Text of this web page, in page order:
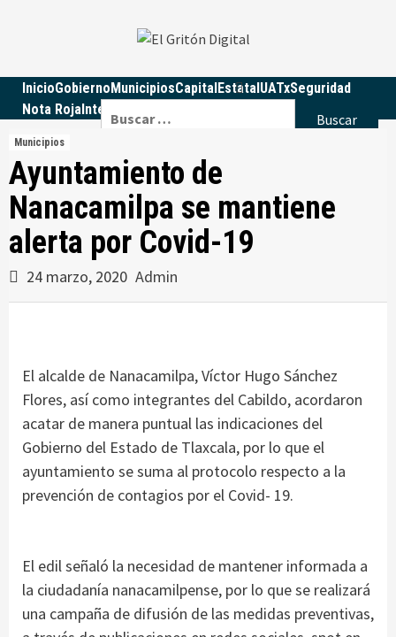
InicioGobiernoMunicipiosCapitalEstatalUATxSeguridad
Nota RojaInternacional
Buscar:
Municipios
Ayuntamiento de
Nanacamilpa se mantiene
alerta por Covid-19
24 marzo, 2020 Admin
El alcalde de Nanacamilpa, Víctor Hugo Sánchez
Flores, así como integrantes del Cabildo, acordaron
acatar de manera puntual las indicaciones del
Gobierno del Estado de Tlaxcala, por lo que el
ayuntamiento se suma al protocolo respecto a la
prevención de contagios por el Covid- 19.
El edil señaló la necesidad de mantener informada a
la ciudadanía nanacamilpense, por lo que se realizará
una campaña de difusión de las medidas preventivas,